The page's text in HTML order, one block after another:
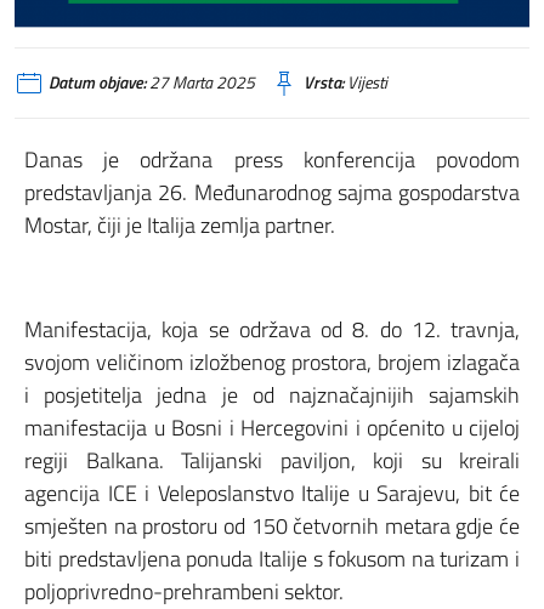
Datum objave:27 Marta 2025 Vrsta:Vijesti
Danas je održana press konferencija povodom
predstavljanja 26. Međunarodnog sajma gospodarstva
Mostar, čiji je Italija zemlja partner.
Manifestacija, koja se održava od 8. do 12. travnja,
svojom veličinom izložbenog prostora, brojem izlagača
i posjetitelja jedna je od najznačajnijih sajamskih
manifestacija u Bosni i Hercegovini i općenito u cijeloj
regiji Balkana. Talijanski paviljon, koji su kreirali
agencija ICE i Veleposlanstvo Italije u Sarajevu, bit će
smješten na prostoru od 150 četvornih metara gdje će
biti predstavljena ponuda Italije s fokusom na turizam i
poljoprivredno-prehrambeni sektor.